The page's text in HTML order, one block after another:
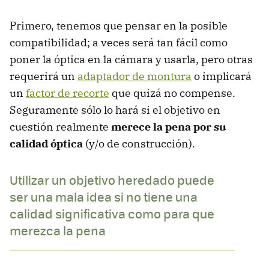
Primero, tenemos que pensar en la posible
compatibilidad; a veces será tan fácil como
poner la óptica en la cámara y usarla, pero otras
requerirá un adaptador de montura o implicará
un factor de recorte que quizá no compense.
Seguramente sólo lo hará si el objetivo en
cuestión realmente merece la pena por su
calidad óptica (y/o de construcción).
Utilizar un objetivo heredado puede
ser una mala idea si no tiene una
calidad significativa como para que
merezca la pena